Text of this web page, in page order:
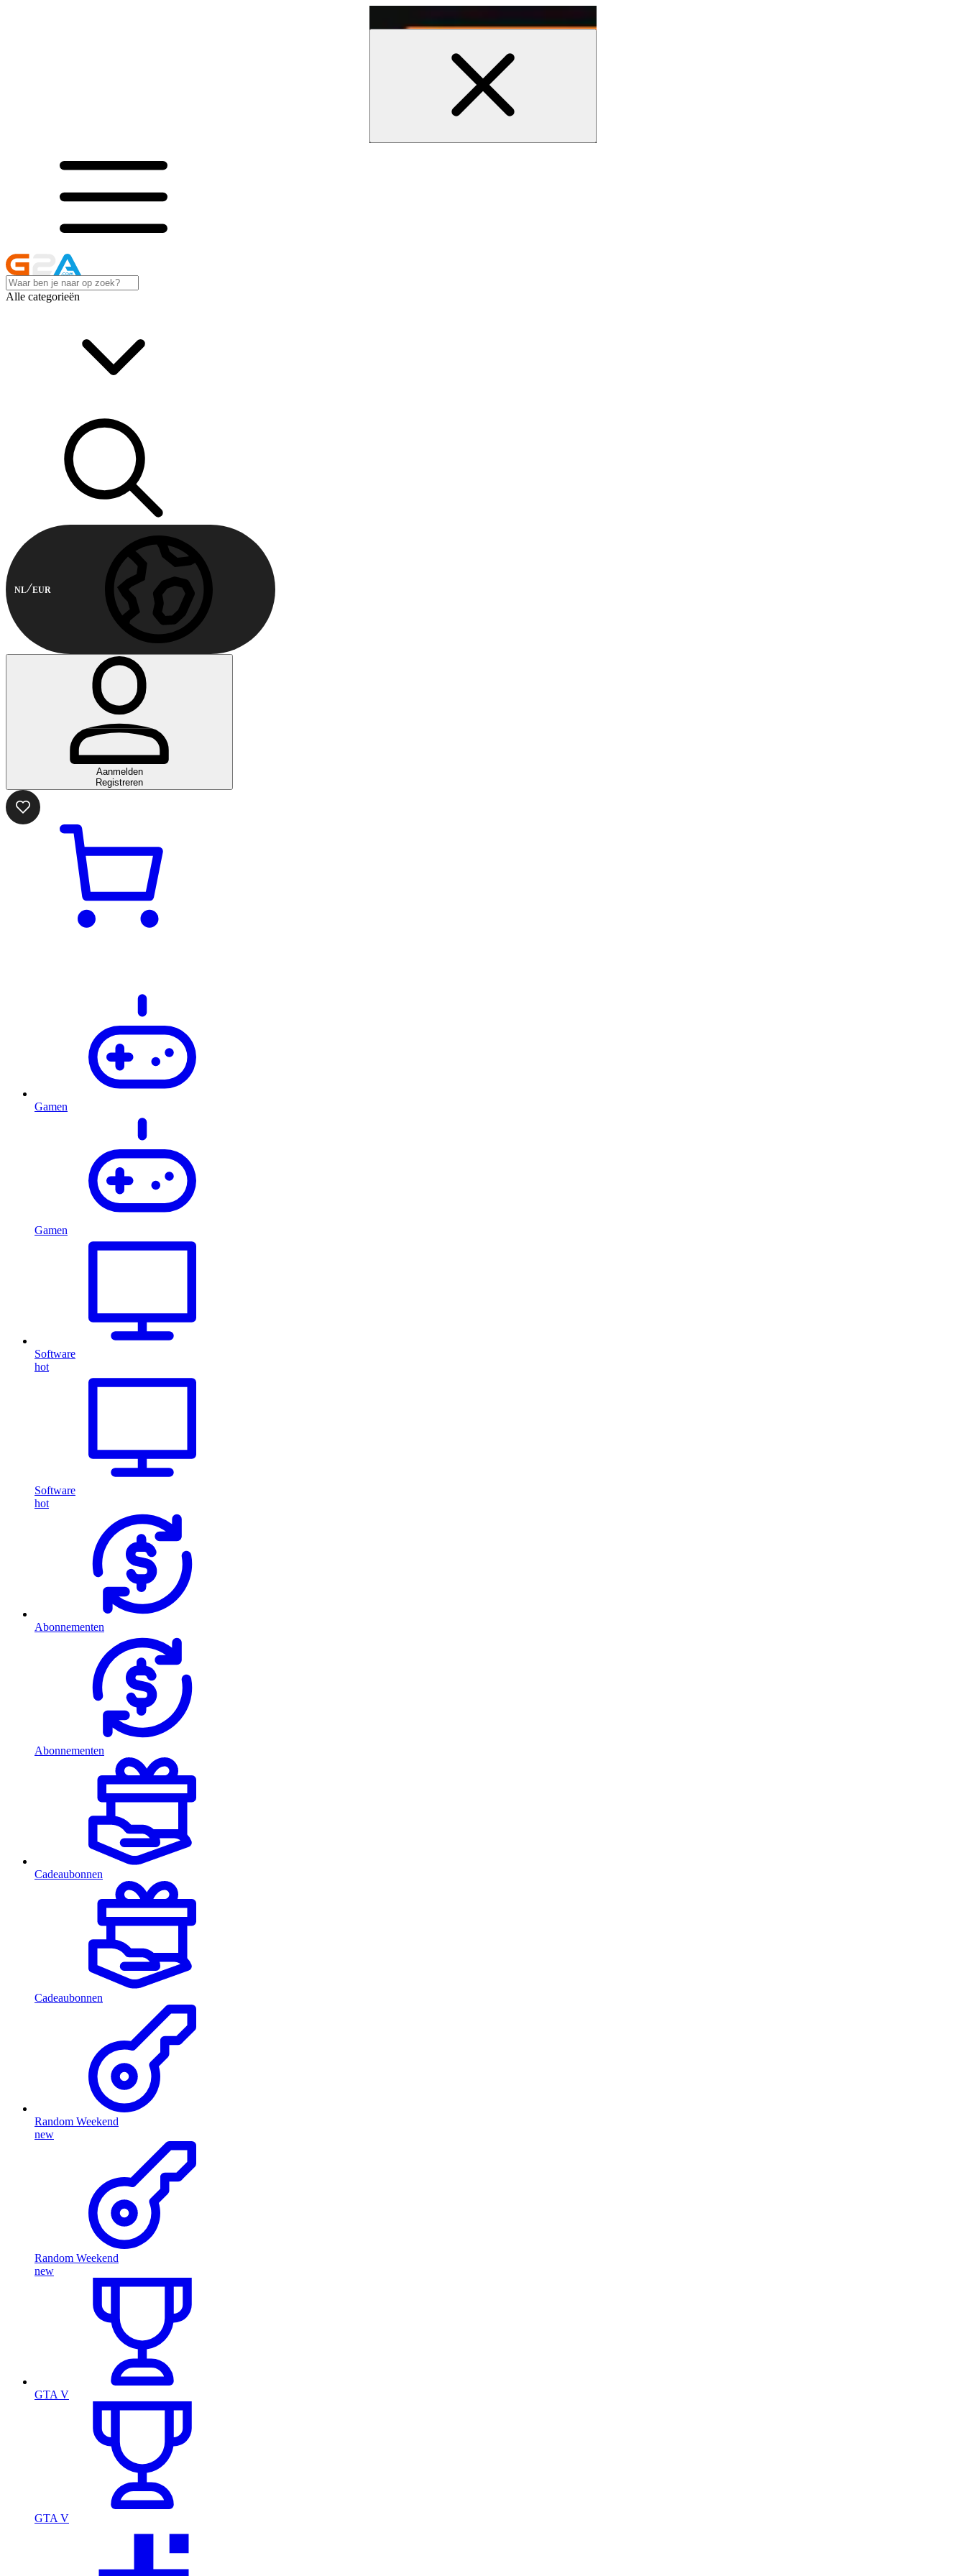
Alle categorieën
NL EUR
Aanmelden
Registreren
Gamen
Gamen
Software
hot
Software
hot
Abonnementen
Abonnementen
Cadeaubonnen
Cadeaubonnen
Random Weekend
new
Random Weekend
new
GTA V
GTA V